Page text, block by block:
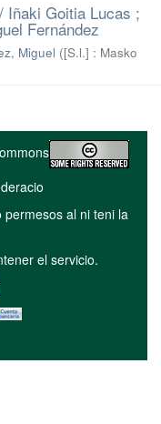
Iñaki Goitia Lucas ;
Fernández
Miguel ([S.l.] : Masko
al ni teni la
el servicio.